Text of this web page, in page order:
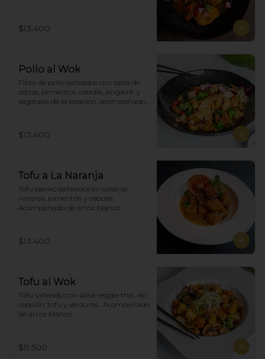
$13.400
Pollo al Wok
Filete de pollo salteados con salsa de
ostras, pimientos, cebolla, jengibre  y
vegetales de la estación, acompañado
$13.400
Tofu a La Naranja
Tofu panko salteados en salsa de
naranja, pimentón y cebolla.
Acompañado de arroz blanco.
$13.400
Tofu al Wok
Tofu salteado con salsa veggie thai, ajó,
cebollín, tofu y verduras.  Acompañado
de arroz blanco.
$11.500